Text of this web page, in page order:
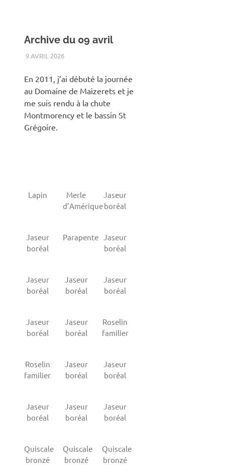
Archive du 09 avril
9 AVRIL 2026RENATO
2011
En 2011, j’ai débuté la journée
au Domaine de Maizerets et je
me suis rendu à la chute
Montmorency et le bassin St
Grégoire.
Lapin
Merle
d’Amérique
Jaseur
boréal
Jaseur
boréal
Parapente Jaseur
boréal
Jaseur
boréal
Jaseur
boréal
Jaseur
boréal
Jaseur
boréal
Jaseur
boréal
Roselin
familier
Roselin
familier
Jaseur
boréal
Jaseur
boréal
Jaseur
boréal
Jaseur
boréal
Jaseur
boréal
Quiscale
bronzé
Quiscale
bronzé
Quiscale
bronzé